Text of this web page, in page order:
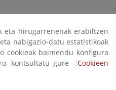
eta hirugarrenenak erabiltzen
nabigazio-datu estatistikoak
cookieak baimendu konfigura
kontsultatu gure ;Cookieen